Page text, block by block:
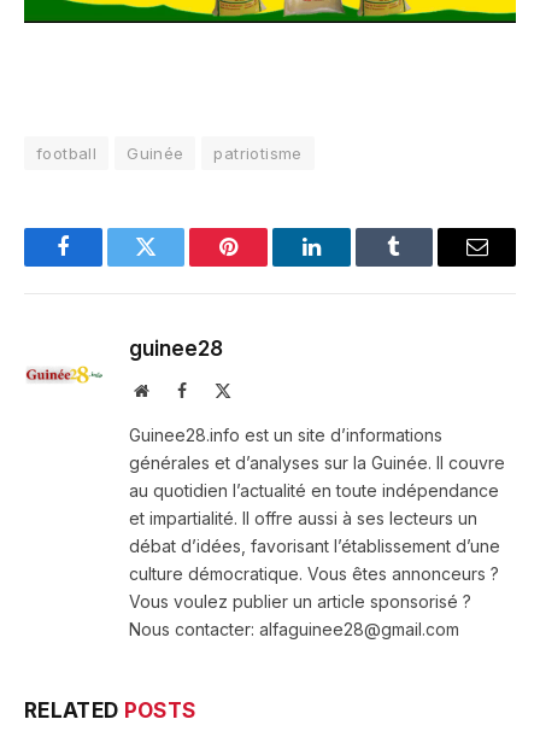
football Guinée patriotisme
FacebookTwitter Pinterest LinkedInTumblr Email
guinee28
WebsiteFacebook
Guinee28.info est un site d’informations
générales et d’analyses sur la Guinée. Il couvre
au quotidien l’actualité en toute indépendance
et impartialité. Il offre aussi à ses lecteurs un
débat d’idées, favorisant l’établissement d’une
culture démocratique. Vous êtes annonceurs ?
Vous voulez publier un article sponsorisé ?
Nous contacter: alfaguinee28@gmail.com
RELATED POSTS